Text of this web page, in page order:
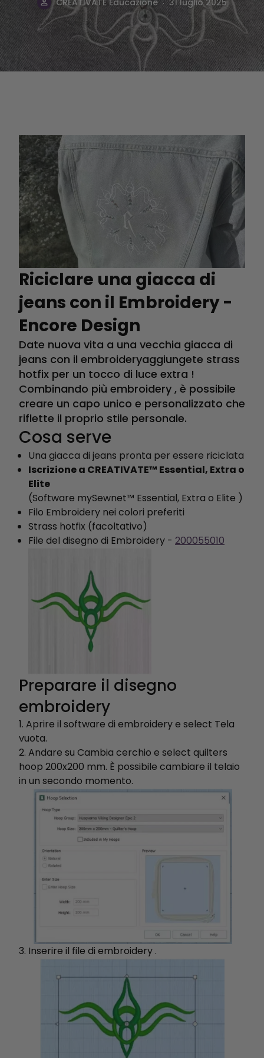
Riciclare una giacca di
jeans con il Embroidery -
Encore Design
Date nuova vita a una vecchia giacca di
jeans con il embroideryaggiungete strass
hotfix per un tocco di luce extra !
Combinando più embroidery , è possibile
creare un capo unico e personalizzato che
riflette il proprio stile personale.
Cosa serve
Una giacca di jeans pronta per essere riciclata
Iscrizione a CREATIVATE™ Essential, Extra o
Elite
(Software mySewnet™ Essential, Extra o Elite )
Filo Embroidery nei colori preferiti
Strass hotfix (facoltativo)
File del disegno di Embroidery - 200055010
Preparare il disegno
embroidery
1. Aprire il software di embroidery e select Tela
vuota.
2. Andare su Cambia cerchio e select quilters
hoop 200x200 mm. È possibile cambiare il telaio
in un secondo momento.
3. Inserire il file di embroidery .